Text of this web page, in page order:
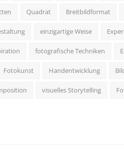
Quadrat Breitbildformat
einzigartige Weise
fotografische Techniken
Fotokunst Handentwicklung
visuelles Storytelling